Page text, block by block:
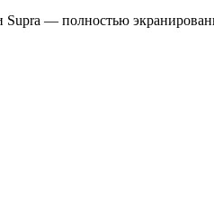
— полностью